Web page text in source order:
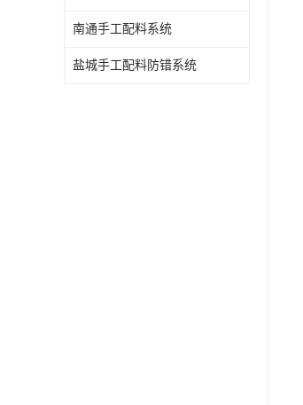
南通手工配料系统
盐城手工配料防错系统